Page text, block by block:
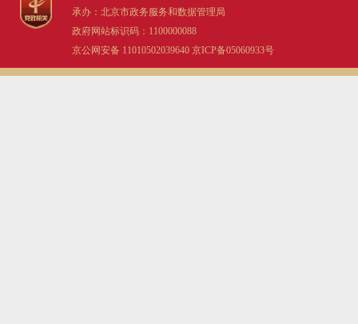
ITALIANO
承办：北京市政务服务和数据管理局
政府网站标识码：1100000088
京公网安备 11010502039640 京ICP备05060933号